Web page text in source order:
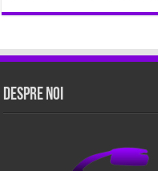
Despre Noi